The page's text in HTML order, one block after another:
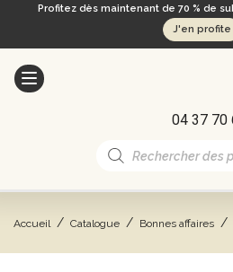
Profitez dès maintenant de 70 % de
J'en profite
04 37 70
Recherche
de
Accueil / Catalogue / Bonnes affaires /